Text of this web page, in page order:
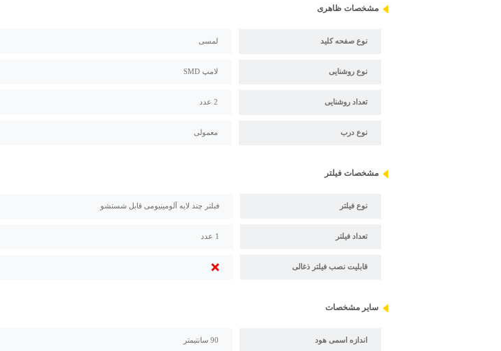
مشخصات ظاهری
نوع صفحه کلید لمسی
نوع روشنایی لامپ SMD
تعداد روشنایی 2 عدد
نوع درب معمولی
مشخصات فیلتر
نوع فیلتر فبلتر چند لایه آلومینیومی قابل شستشو
تعداد فیلتر 1 عدد
قابلیت نصب فیلتر ذغالی
سایر مشخصات
اندازه اسمی هود 90 سانتیمتر